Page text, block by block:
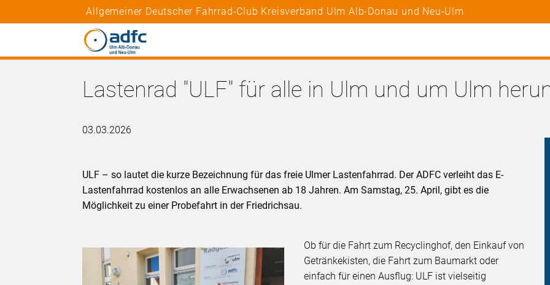
Allgemeiner Deutscher Fahrrad-Club Kreisverband Ulm Alb-Donau und Neu-Ulm
Lastenrad "ULF" für alle in Ulm und um Ulm
03.03.2026
ULF – so lautet die kurze Bezeichnung für das freie Ulmer Lastenfahrrad. Der ADFC verleiht das E-
Lastenfahrrad kostenlos an alle Erwachsenen ab 18 Jahren. Am Samstag, 25. April, gibt es die
Möglichkeit zu einer Probefahrt in der Friedrichsau.
Ob für die Fahrt zum Recyclinghof, den Einkauf von
Getränkekisten, die Fahrt zum Baumarkt oder
einfach für einen Ausflug: ULF ist vielseitig